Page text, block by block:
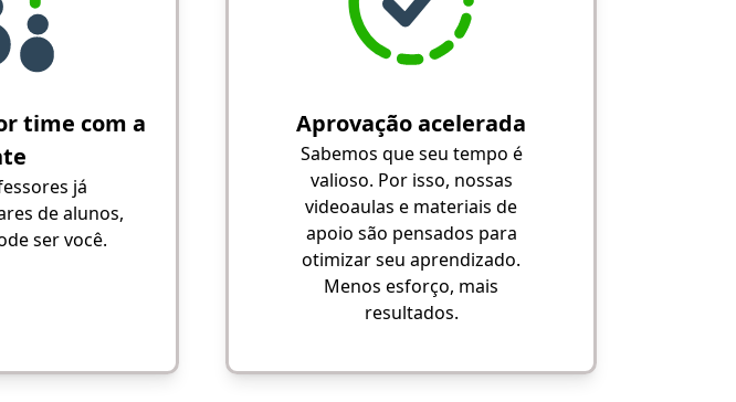
time com a
já
de alunos,
ser você.
Aprovação acelerada
Sabemos que seu tempo é
valioso. Por isso, nossas
videoaulas e materiais de
apoio são pensados para
otimizar seu aprendizado.
Menos esforço, mais
resultados.